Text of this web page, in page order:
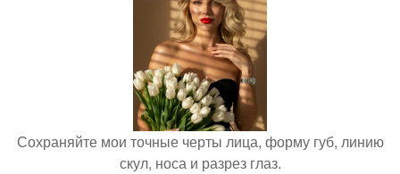
Сохраняйте мои точные черты лица, форму губ, линию
скул, носа и разрез глаз.